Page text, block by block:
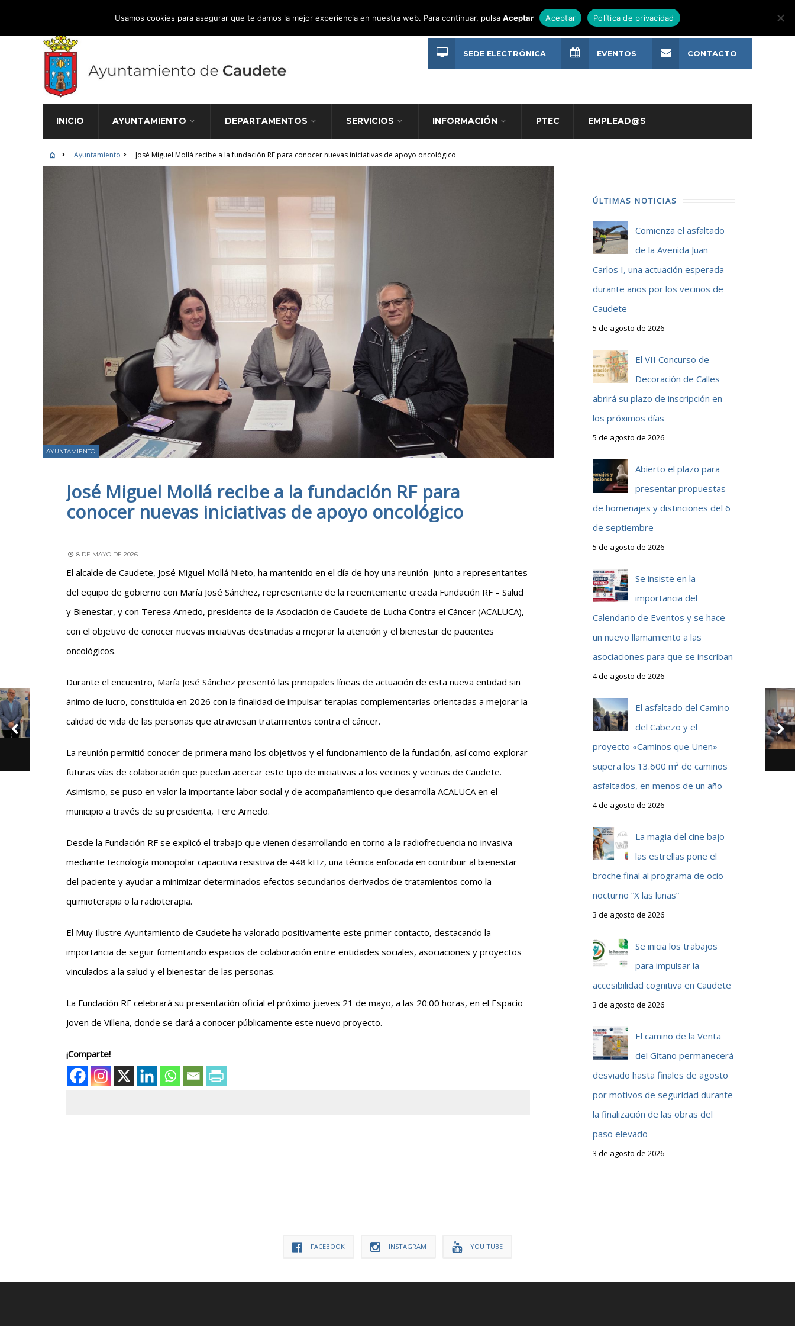
Atención Ciudadana 965 827 000
INICIO AYUNTAMIENTO DEPARTAMENTOS SERVICIOS INFORMACIÓN PTEC EMPLEAD@S
SEDE ELECTRÓNICA EVENTOS CONTACTO
Ayuntamiento José Miguel Mollá recibe a la fundación RF para conocer nuevas iniciativas de apoyo oncológico
AYUNTAMIENTO
José Miguel Mollá recibe a la fundación RF para
conocer nuevas iniciativas de apoyo oncológico
8 DE MAYO DE 2026
El alcalde de Caudete, José Miguel Mollá Nieto, ha mantenido en el día de hoy una reunión junto a representantes
del equipo de gobierno con María José Sánchez, representante de la recientemente creada Fundación RF – Salud
y Bienestar, y con Teresa Arnedo, presidenta de la Asociación de Caudete de Lucha Contra el Cáncer (ACALUCA),
con el objetivo de conocer nuevas iniciativas destinadas a mejorar la atención y el bienestar de pacientes
oncológicos.
Durante el encuentro, María José Sánchez presentó las principales líneas de actuación de esta nueva entidad sin
ánimo de lucro, constituida en 2026 con la finalidad de impulsar terapias complementarias orientadas a mejorar la
calidad de vida de las personas que atraviesan tratamientos contra el cáncer.
La reunión permitió conocer de primera mano los objetivos y el funcionamiento de la fundación, así como explorar
futuras vías de colaboración que puedan acercar este tipo de iniciativas a los vecinos y vecinas de Caudete.
Asimismo, se puso en valor la importante labor social y de acompañamiento que desarrolla ACALUCA en el
municipio a través de su presidenta, Tere Arnedo.
Desde la Fundación RF se explicó el trabajo que vienen desarrollando en torno a la radiofrecuencia no invasiva
mediante tecnología monopolar capacitiva resistiva de 448 kHz, una técnica enfocada en contribuir al bienestar
del paciente y ayudar a minimizar determinados efectos secundarios derivados de tratamientos como la
quimioterapia o la radioterapia.
El Muy Ilustre Ayuntamiento de Caudete ha valorado positivamente este primer contacto, destacando la
importancia de seguir fomentando espacios de colaboración entre entidades sociales, asociaciones y proyectos
vinculados a la salud y el bienestar de las personas.
La Fundación RF celebrará su presentación oficial el próximo jueves 21 de mayo, a las 20:00 horas, en el Espacio
Joven de Villena, donde se dará a conocer públicamente este nuevo proyecto.
¡Comparte!
ÚLTIMAS NOTICIAS
Comienza el asfaltado
de la Avenida Juan
Carlos I, una actuación esperada
durante años por los vecinos de
Caudete
5 de agosto de 2026
El VII Concurso de
Decoración de Calles
abrirá su plazo de inscripción en
los próximos días
5 de agosto de 2026
Abierto el plazo para
presentar propuestas
de homenajes y distinciones del 6
de septiembre
5 de agosto de 2026
Se insiste en la
importancia del
Calendario de Eventos y se hace
un nuevo llamamiento a las
asociaciones para que se inscriban
4 de agosto de 2026
El asfaltado del Camino
del Cabezo y el
proyecto «Caminos que Unen»
supera los 13.600 m² de caminos
asfaltados, en menos de un año
4 de agosto de 2026
La magia del cine bajo
las estrellas pone el
broche final al programa de ocio
nocturno “X las lunas”
3 de agosto de 2026
Se inicia los trabajos
para impulsar la
accesibilidad cognitiva en Caudete
3 de agosto de 2026
El camino de la Venta
del Gitano permanecerá
desviado hasta finales de agosto
por motivos de seguridad durante
la finalización de las obras del
paso elevado
3 de agosto de 2026
FACEBOOK INSTAGRAM YOU TUBE
Usamos cookies para asegurar que te damos la mejor experiencia en nuestra web. Para continuar, pulsaAceptar Aceptar Política de privacidad